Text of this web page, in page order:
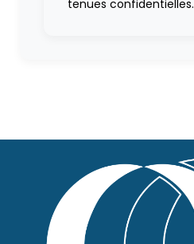
tenues confidentielles.